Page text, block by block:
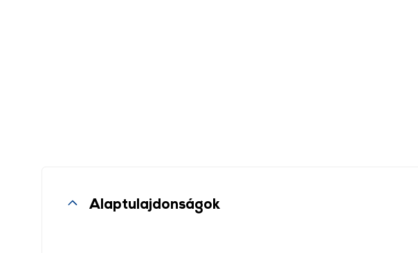
Alaptulajdonságok